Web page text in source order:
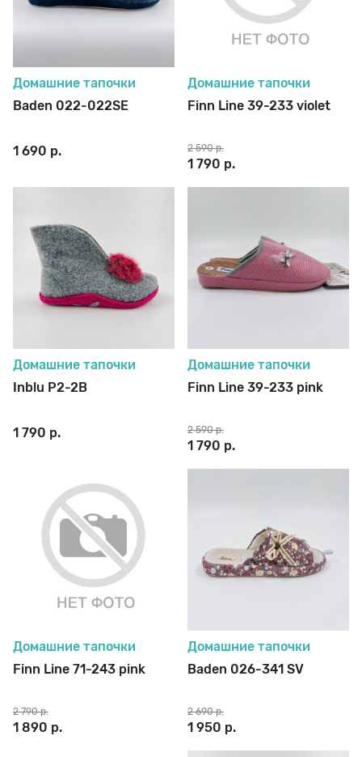
Домашние тапочки
Baden 022-022SE
1 690 р.
Домашние тапочки
Finn Line 39-233 violet
1 790 р.
2 590 р.
Домашние тапочки
Inblu P2-2B
1 790 р.
Домашние тапочки
Finn Line 39-233 pink
1 790 р.
2 590 р.
Домашние тапочки
Finn Line 71-243 pink
1 890 р.
2 790 р.
Домашние тапочки
Baden 026-341 SV
1 950 р.
2 690 р.